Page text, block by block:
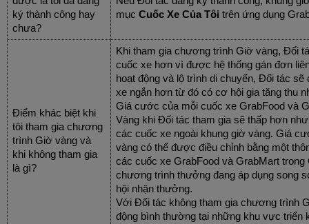
ký thành công hay
chưa?
mục Cuốc Xe Của Tôi trên ứng dụng
Điểm khác biệt khi
tôi tham gia chương
trình Giờ vàng và
khi không tham gia
là gì?
Khi tham gia chương trình Giờ vàng, Đối
cuốc xe hơn vì được hệ thống gán đơn
hoạt động và lộ trình di chuyển, Đối tác
xe ngắn hơn từ đó có cơ hội gia tăng thu
Giá cước của mỗi cuốc xe GrabFood và
Vàng khi Đối tác tham gia sẽ thấp hơn
các cuốc xe ngoài khung giờ vàng. Giá
vàng có thể được điều chỉnh bằng một
các cuốc xe GrabFood và GrabMart
chương trình thưởng đang áp dụng song
hội nhận thưởng.
Với Đối tác không tham gia chương trình
động bình thường tại những khu vực triển